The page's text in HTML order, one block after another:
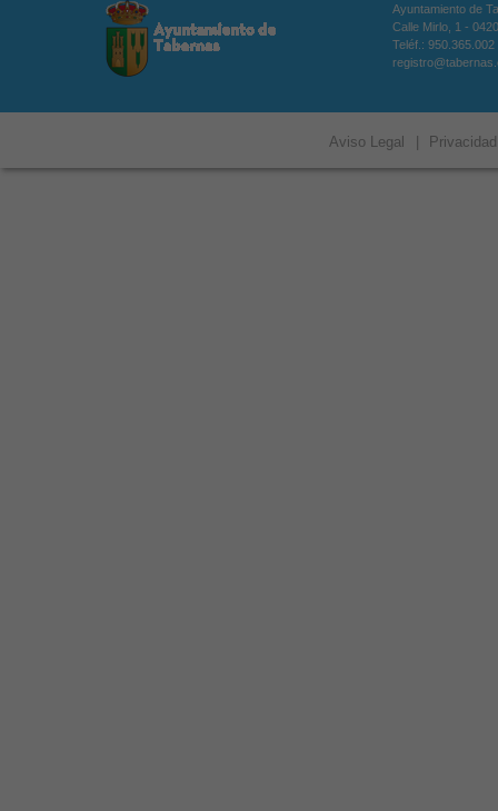
Ayuntamiento de
Calle Mirlo, 1 -
Teléf.:
Aviso Legal | Privacidad